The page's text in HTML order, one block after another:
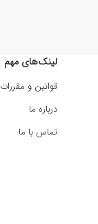
لینک‌های مهم
قوانین و مقررات
درباره ما
تماس با ما